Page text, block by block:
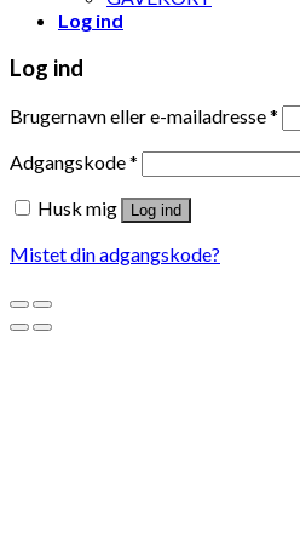
Log ind
Log ind
Brugernavn eller e-mailadresse*
Adgangskode*
Husk mig
Log ind
Mistet din adgangskode?